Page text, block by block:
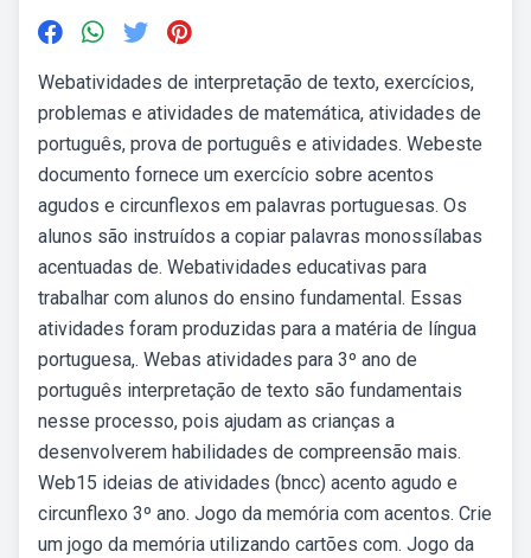
Webatividades de interpretação de texto, exercícios,
problemas e atividades de matemática, atividades de
português, prova de português e atividades. Webeste
documento fornece um exercício sobre acentos
agudos e circunflexos em palavras portuguesas. Os
alunos são instruídos a copiar palavras monossílabas
acentuadas de. Webatividades educativas para
trabalhar com alunos do ensino fundamental. Essas
atividades foram produzidas para a matéria de língua
portuguesa,. Webas atividades para 3º ano de
português interpretação de texto são fundamentais
nesse processo, pois ajudam as crianças a
desenvolverem habilidades de compreensão mais.
Web15 ideias de atividades (bncc) acento agudo e
circunflexo 3º ano. Jogo da memória com acentos. Crie
um jogo da memória utilizando cartões com. Jogo da